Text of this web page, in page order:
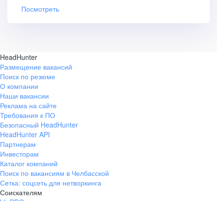
Посмотреть
HeadHunter
Размещение вакансий
Поиск по резюме
О компании
Наши вакансии
Реклама на сайте
Требования к ПО
Безопасный HeadHunter
HeadHunter API
Партнерам
Инвесторам
Каталог компаний
Поиск по вакансиям в Челбасской
Сетка: соцсеть для нетворкинга
Соискателям